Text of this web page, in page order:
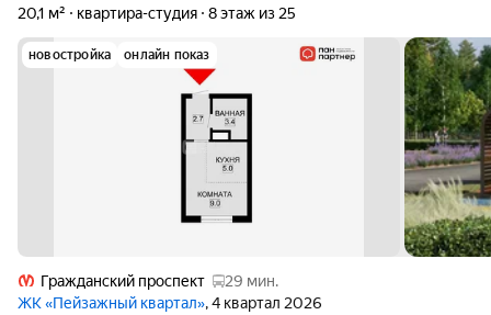
20,1 м² квартира-студия 8 этаж из 25
новостройка онлайн показ
Гражданский проспект
29 мин.
ЖК «Пейзажный квартал», 4 квартал 2026